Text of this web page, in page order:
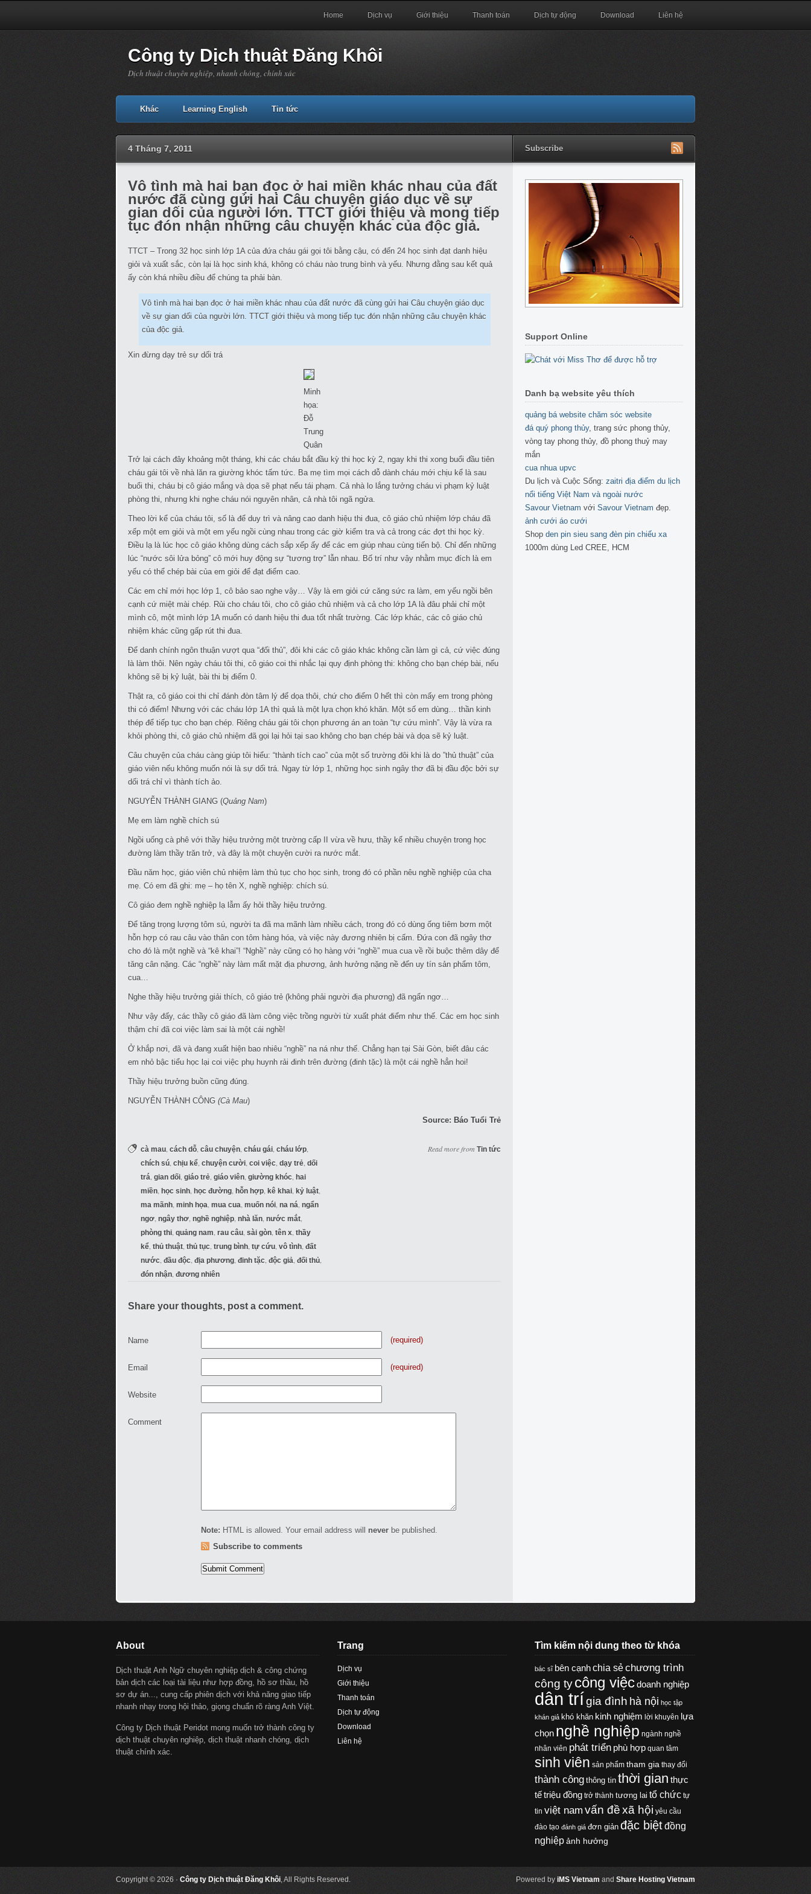
Home Dịch vụ Giới thiệu Thanh toán Dịch tự động Download Liên hệ
Công ty Dịch thuật Đăng Khôi
Dịch thuật chuyên nghiệp, nhanh chóng, chính xác
Khác Learning English Tin tức
4 Tháng 7, 2011 Subscribe
Vô tình mà hai bạn đọc ở hai miền khác nhau của đất
nước đã cùng gửi hai Câu chuyện giáo dục về sự
gian dối của người lớn. TTCT giới thiệu và mong tiếp
tục đón nhận những câu chuyện khác của độc giả.
TTCT – Trong 32 học sinh lớp 1A của đứa cháu gái gọi tôi bằng cậu, có đến 24 học sinh đạt danh hiệu
giỏi và xuất sắc, còn lại là học sinh khá, không có cháu nào trung bình và yếu. Nhưng đằng sau kết quả
ấy còn khá nhiều điều để chúng ta phải bàn.
Vô tình mà hai bạn đọc ở hai miền khác nhau của đất nước đã cùng gửi hai Câu chuyện giáo dục
về sự gian dối của người lớn. TTCT giới thiệu và mong tiếp tục đón nhận những câu chuyện khác
của độc giả.
Xin đừng dạy trẻ sự dối trá
Minh
họa:
Đỗ
Trung
Quân
Trở lại cách đây khoảng một tháng, khi các cháu bắt đầu kỳ thi học kỳ 2, ngay khi thi xong buổi đầu tiên
cháu gái tôi về nhà lăn ra giường khóc tấm tức. Ba mẹ tìm mọi cách dỗ dành cháu mới chịu kể là sau
buổi thi, cháu bị cô giáo mắng và dọa sẽ phạt nếu tái phạm. Cả nhà lo lắng tưởng cháu vi phạm kỷ luật
phòng thi, nhưng khi nghe cháu nói nguyên nhân, cả nhà tôi ngã ngửa.
Theo lời kể của cháu tôi, số là để duy trì và nâng cao danh hiệu thi đua, cô giáo chủ nhiệm lớp cháu đã
xếp một em giỏi và một em yếu ngồi cùng nhau trong các giờ kiểm tra và cả trong các đợt thi học kỳ.
Điều lạ là lúc học cô giáo không dùng cách sắp xếp ấy để các em giúp nhau cùng tiến bộ. Chỉ đến những
lúc “nước sôi lửa bỏng” cô mới huy động sự “tương trợ” lẫn nhau. Bố trí như vậy nhằm mục đích là em
yếu có thể chép bài của em giỏi để đạt điểm cao.
Các em chỉ mới học lớp 1, cô bảo sao nghe vậy… Vậy là em giỏi cứ căng sức ra làm, em yếu ngồi bên
cạnh cứ miệt mài chép. Rủi cho cháu tôi, cho cô giáo chủ nhiệm và cả cho lớp 1A là đâu phải chỉ một
mình cô, một mình lớp 1A muốn có danh hiệu thi đua tốt nhất trường. Các lớp khác, các cô giáo chủ
nhiệm khác cũng gấp rút thi đua.
Để danh chính ngôn thuận vượt qua “đối thủ”, đôi khi các cô giáo khác không cần làm gì cả, cứ việc đúng
là làm thôi. Nên ngày cháu tôi thi, cô giáo coi thi nhắc lại quy định phòng thi: không cho bạn chép bài, nếu
không sẽ bị kỷ luật, bài thi bị điểm 0.
Thật ra, cô giáo coi thi chỉ đánh đòn tâm lý để dọa thôi, chứ cho điểm 0 hết thì còn mấy em trong phòng
thi có điểm! Nhưng với các cháu lớp 1A thì quả là một lựa chọn khó khăn. Một số em dùng… thần kinh
thép để tiếp tục cho bạn chép. Riêng cháu gái tôi chọn phương án an toàn “tự cứu mình”. Vậy là vừa ra
khỏi phòng thi, cô giáo chủ nhiệm đã gọi lại hỏi tại sao không cho bạn chép bài và dọa sẽ kỷ luật.
Câu chuyện của cháu càng giúp tôi hiểu: “thành tích cao” của một số trường đôi khi là do ”thủ thuật” của
giáo viên nếu không muốn nói là sự dối trá. Ngay từ lớp 1, những học sinh ngây thơ đã bị đầu độc bởi sự
dối trá chỉ vì thành tích ảo.
NGUYỄN THÀNH GIANG (Quảng Nam)
Mẹ em làm nghề chích sú
Ngồi uống cà phê với thầy hiệu trưởng một trường cấp II vừa về hưu, thầy kể nhiều chuyện trong học
đường làm thầy trăn trở, và đây là một chuyện cười ra nước mắt.
Đầu năm học, giáo viên chủ nhiệm làm thủ tục cho học sinh, trong đó có phần nêu nghề nghiệp của cha
mẹ. Có em đã ghi: mẹ – họ tên X, nghề nghiệp: chích sú.
Cô giáo đem nghề nghiệp lạ lẫm ấy hỏi thầy hiệu trưởng.
Để tăng trọng lượng tôm sú, người ta đã ma mãnh làm nhiều cách, trong đó có dùng ống tiêm bơm một
hỗn hợp có rau câu vào thân con tôm hàng hóa, và việc này đương nhiên bị cấm. Đứa con đã ngây thơ
cho đó là một nghề và “kê khai”! “Nghề” này cũng có họ hàng với “nghề” mua cua về rồi buộc thêm dây để
tăng cân nặng. Các “nghề” này làm mất mặt địa phương, ảnh hưởng nặng nề đến uy tín sản phẩm tôm,
cua…
Nghe thầy hiệu trưởng giải thích, cô giáo trẻ (không phải người địa phương) đã ngẩn ngơ…
Như vậy đấy, các thầy cô giáo đã làm công việc trồng người từ xuất phát điểm như thế. Các em học sinh
thậm chí đã coi việc làm sai là một cái nghề!
Ở khắp nơi, đã và đang xuất hiện bao nhiêu “nghề” na ná như thế. Chẳng hạn tại Sài Gòn, biết đâu các
em nhỏ bậc tiểu học lại coi việc phụ huynh rải đinh trên đường (đinh tặc) là một cái nghề hẳn hoi!
Thầy hiệu trưởng buồn cũng đúng.
NGUYỄN THÀNH CÔNG (Cà Mau)
Source: Báo Tuổi Trẻ
Read more from Tin tức
cà mau cách dỗ câu chuyện cháu gái cháu lớp
chích sú chịu kể chuyện cười coi việc dạy trẻ dối
trá gian dối giáo trẻ giáo viên giường khóc hai
miền học sinh học đường hỗn hợp kê khai kỷ luật
ma mãnh minh họa mua cua muốn nói na ná ngẩn
ngơ ngây thơ nghề nghiệp nhà lăn nước mắt
phòng thi quảng nam rau câu sài gòn tên x thầy
kể thủ thuật thủ tục trung bình tự cứu vô tình đất
nước đầu độc địa phương đinh tặc độc giả đối thủ
đón nhận đương nhiên
Share your thoughts, post a comment.
Name (required)
Email (required)
Website
Comment
Note: HTML is allowed. Your email address will never be published.
Subscribe to comments
Support Online
Danh bạ website yêu thích
quảng bá website chăm sóc website
đá quý phong thủy, trang sức phong thủy,
vòng tay phong thủy, đồ phong thuỷ may
mắn
cua nhua upvc
Du lịch và Cuộc Sống: zaitri địa điểm du lịch
nổi tiếng Việt Nam và ngoài nước
Savour Vietnam với Savour Vietnam đẹp.
ảnh cưới áo cưới
Shop den pin sieu sang đèn pin chiếu xa
1000m dùng Led CREE, HCM
About
Dịch thuật Anh Ngữ chuyên nghiệp dịch & công chứng
bản dịch các loại tài liệu như hợp đồng, hồ sơ thầu, hồ
sơ dự án..., cung cấp phiên dịch với khả năng giao tiếp
nhanh nhạy trong hội thảo, giọng chuẩn rõ ràng Anh Việt.
Công ty Dịch thuật Peridot mong muốn trở thành công ty
dịch thuật chuyên nghiệp, dịch thuật nhanh chóng, dịch
thuật chính xác.
Trang
Dịch vụ
Giới thiệu
Thanh toán
Dịch tự động
Download
Liên hệ
Tìm kiếm nội dung theo từ khóa
bác sĩ bên cạnhchia sẻchương trình
công tycông việcdoanh nghiệp
dân trígia đình hà nội học tập
khán giả khó khăn kinh nghiệm lời khuyên lựa
chọn nghề nghiệp ngành nghề
nhân viên phát triển phù hợp quan tâm
sinh viên sản phẩm tham gia thay đổi
thành công thông tin thời gian thực
tếtriệu đồng trở thành tương lai tổ chức tự
tin việt nam vấn đềxã hội yêu cầu
đào tạo đánh giá đơn giản đặc biệtđồng
nghiệpảnh hưởng
Powered by iMS Vietnam and Share Hosting Vietnam
Copyright © 2026 · Công ty Dịch thuật Đăng Khôi, All Rights Reserved.